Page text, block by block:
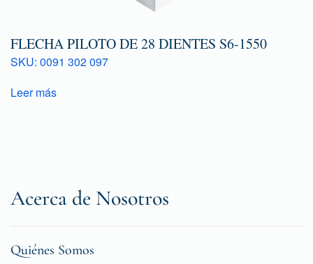
FLECHA PILOTO DE 28 DIENTES S6-1550
SKU: 0091 302 097
Leer más
Acerca de Nosotros
Quiénes Somos